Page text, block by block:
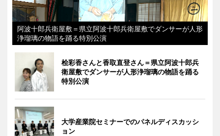
阿波十郎兵衛屋敷＝県立阿波十郎兵衛屋敷でダンサーが人形
浄瑠璃の物語を踊る特別公演
桧彩香さんと香取直登さん＝県立阿波十郎兵
衛屋敷でダンサーが人形浄瑠璃の物語を踊る
特別公演
大学産業院セミナーでのパネルディスカッシ
ョン